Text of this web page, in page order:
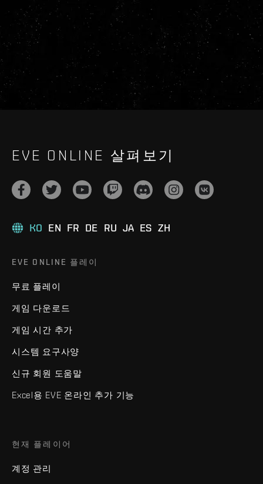
EVE ONLINE 살펴보기
KO EN FR DE RU JA ES ZH
EVE ONLINE 플레이
무료 플레이
게임 다운로드
게임 시간 추가
시스템 요구사양
신규 회원 도움말
Excel용 EVE 온라인 추가 기능
현재 플레이어
계정 관리